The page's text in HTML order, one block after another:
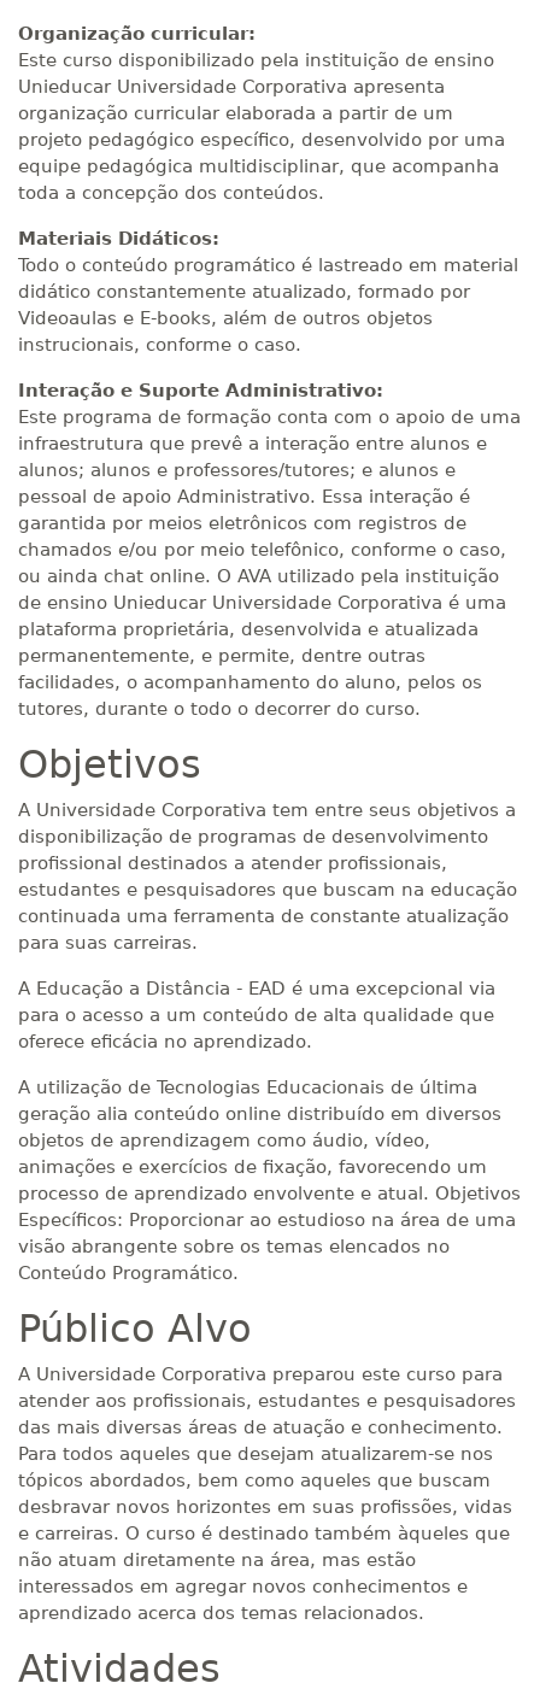
Organização curricular:
Este curso disponibilizado pela instituição de ensino
Unieducar Universidade Corporativa apresenta
organização curricular elaborada a partir de um
projeto pedagógico específico, desenvolvido por uma
equipe pedagógica multidisciplinar, que acompanha
toda a concepção dos conteúdos.
Materiais Didáticos:
Todo o conteúdo programático é lastreado em material
didático constantemente atualizado, formado por
Videoaulas e E-books, além de outros objetos
instrucionais, conforme o caso.
Interação e Suporte Administrativo:
Este programa de formação conta com o apoio de uma
infraestrutura que prevê a interação entre alunos e
alunos; alunos e professores/tutores; e alunos e
pessoal de apoio Administrativo. Essa interação é
garantida por meios eletrônicos com registros de
chamados e/ou por meio telefônico, conforme o caso,
ou ainda chat online. O AVA utilizado pela instituição
de ensino Unieducar Universidade Corporativa é uma
plataforma proprietária, desenvolvida e atualizada
permanentemente, e permite, dentre outras
facilidades, o acompanhamento do aluno, pelos os
tutores, durante o todo o decorrer do curso.
Objetivos
A Universidade Corporativa tem entre seus objetivos a
disponibilização de programas de desenvolvimento
profissional destinados a atender profissionais,
estudantes e pesquisadores que buscam na educação
continuada uma ferramenta de constante atualização
para suas carreiras.
A Educação a Distância - EAD é uma excepcional via
para o acesso a um conteúdo de alta qualidade que
oferece eficácia no aprendizado.
A utilização de Tecnologias Educacionais de última
geração alia conteúdo online distribuído em diversos
objetos de aprendizagem como áudio, vídeo,
animações e exercícios de fixação, favorecendo um
processo de aprendizado envolvente e atual. Objetivos
Específicos: Proporcionar ao estudioso na área de uma
visão abrangente sobre os temas elencados no
Conteúdo Programático.
Público Alvo
A Universidade Corporativa preparou este curso para
atender aos profissionais, estudantes e pesquisadores
das mais diversas áreas de atuação e conhecimento.
Para todos aqueles que desejam atualizarem-se nos
tópicos abordados, bem como aqueles que buscam
desbravar novos horizontes em suas profissões, vidas
e carreiras. O curso é destinado também àqueles que
não atuam diretamente na área, mas estão
interessados em agregar novos conhecimentos e
aprendizado acerca dos temas relacionados.
Atividades